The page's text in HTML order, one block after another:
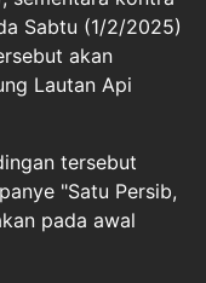
Sabtu (1/2/2025)
akan
Lautan Api
tersebut
"Satu Persib,
pada awal